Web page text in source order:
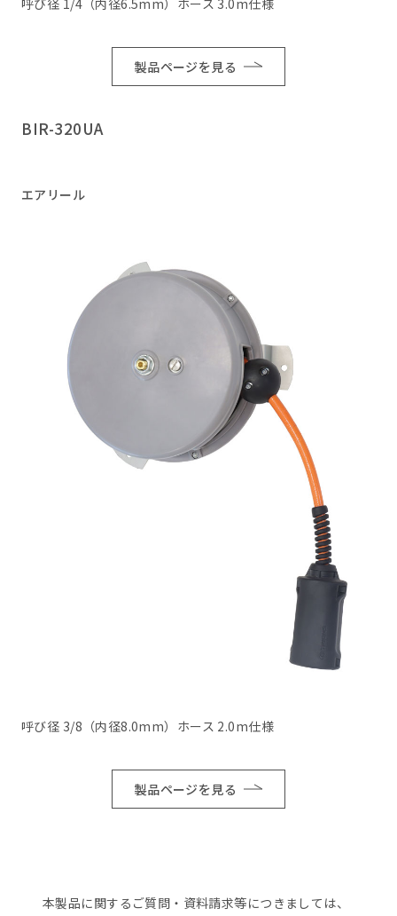
呼び径 1/4（内径6.5mm）ホース 3.0m仕様
製品ページを見る
BIR-320UA
エアリール
呼び径 3/8（内径8.0mm）ホース 2.0m仕様
製品ページを見る
本製品に関するご質問・資料請求等につきましては、